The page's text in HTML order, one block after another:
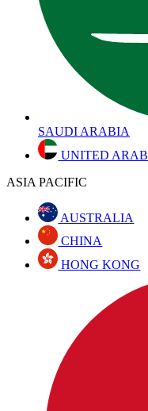
SAUDI ARABIA
UNITED
ASIA PACIFIC
AUSTRALIA
CHINA
HONG KONG